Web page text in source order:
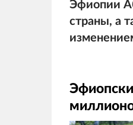
Эфиопии
страны, а